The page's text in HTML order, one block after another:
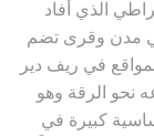
الذي أفاد
مدن وقرى تضم
في ريف دير
نحو الرقة وهو
كبيرة في